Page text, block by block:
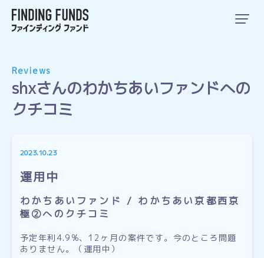
Reviews
shxさんのわかちあいファンドへの
クチコミ
2023.10.23
運用中
わかちあいファンド / わかちあい京都西京
極②へのクチコミ
予定年利4.9%、12ヶ月の案件です。今のところ問題
ありません。（運用中）